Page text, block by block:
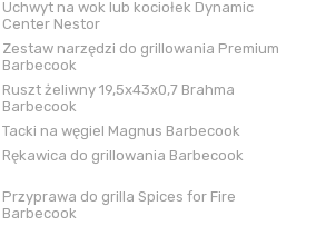
Uchwyt na wok lub kociołek Dynamic
Center Nestor
Zestaw narzędzi do grillowania Premium
Barbecook
Ruszt żeliwny 19,5x43x0,7 Brahma
Barbecook
Tacki na węgiel Magnus Barbecook
Rękawica do grillowania Barbecook
Przyprawa do grilla Spices for Fire
Barbecook